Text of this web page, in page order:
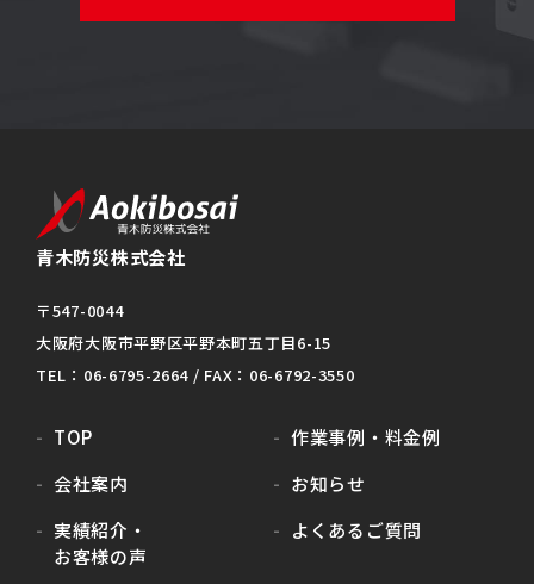
青木防災株式会社
〒547-0044
大阪府大阪市平野区平野本町五丁目6-15
TEL：06-6795-2664 / FAX：06-6792-3550
TOP
作業事例・料金例
会社案内
お知らせ
実績紹介・
お客様の声
よくあるご質問